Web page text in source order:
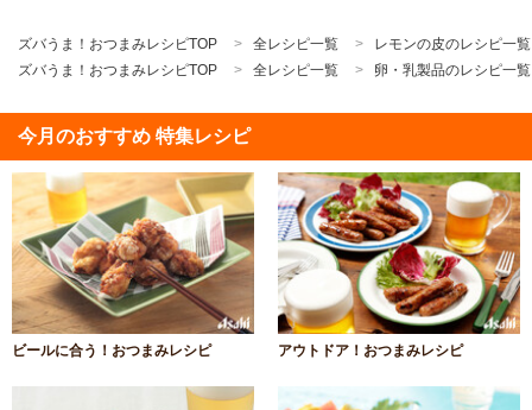
ズバうま！おつまみレシピTOP 全レシピ一覧
レモンの皮のレシピ一覧
ズバうま！おつまみレシピTOP
全レシピ一覧 卵・乳製品のレシピ一覧
今月のおすすめ 特集レシピ
ビールに合う！おつまみレシピ アウトドア！おつまみレシピ